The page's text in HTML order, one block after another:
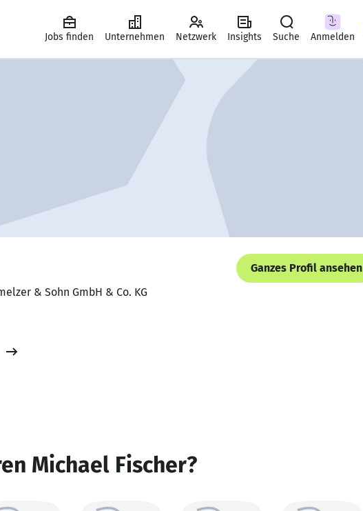
Jobs finden Unternehmen Netzwerk Insights Suche Anmelden
Ganzes Profil ansehen
& Sohn GmbH & Co. KG
Michael Fischer?